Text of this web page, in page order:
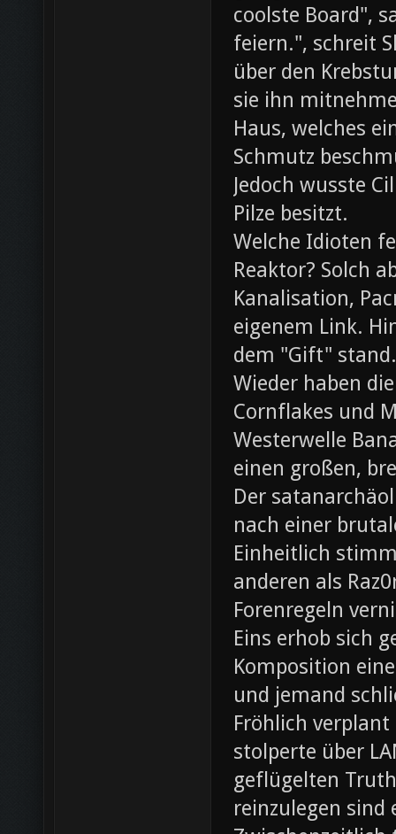
coolste Board",
feiern.", schreit
über den
sie ihn
Haus, welches
Schmutz
Jedoch wusste
Pilze besitzt.
Welche Idioten
Reaktor? Solch
Kanalisation,
eigenem Link.
dem "Gift" stand.
Wieder haben
Cornflakes und
Westerwelle
einen großen,
Der
nach einer
Einheitlich
anderen als
Forenregeln
Eins erhob sich
Komposition
und jemand
Fröhlich
stolperte über
geflügelten
reinzulegen sind